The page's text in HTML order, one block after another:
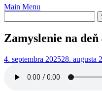
Main Menu
Zamyslenie na deň
4. septembra 202528. augusta